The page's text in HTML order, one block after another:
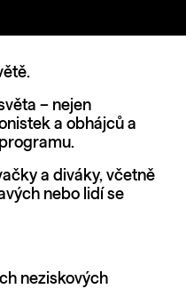
– nejen
a obhájců a
a diváky, včetně
nebo lidí se
neziskových